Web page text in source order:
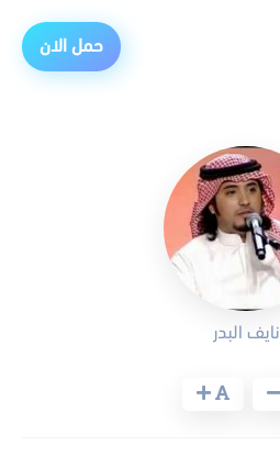
حمل الان
نايف البدر